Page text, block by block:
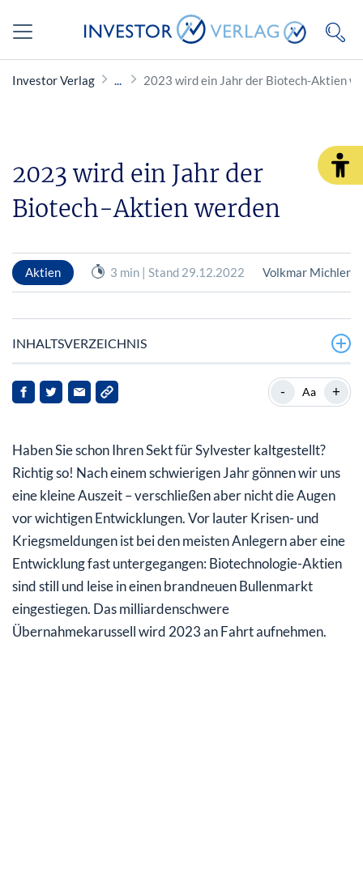
Investor Verlag 2023 wird ein Jahr der Biotech-Aktien
2023 wird ein Jahr der
Biotech-Aktien werden
Aktien 3 min | Stand 29.12.2022 Volkmar Michler
INHALTSVERZEICHNIS
Pharmafirmen gehen auf Einkaufstour
Pharmabranche: 46% der Umsätze gefährdet
Aufkaufen statt selbst entwickeln
Das Lebenselixier der Biotech-Branche
Der 126-Milliarden-Schub hinter dem Biotech-Boom
Das Zulassungstempo wird im nächsten Jahr wieder
anziehen
- Aa +
Haben Sie schon Ihren Sekt für Sylvester kaltgestellt?
Richtig so! Nach einem schwierigen Jahr gönnen wir uns
eine kleine Auszeit – verschließen aber nicht die Augen
vor wichtigen Entwicklungen. Vor lauter Krisen- und
Kriegsmeldungen ist bei den meisten Anlegern aber eine
Entwicklung fast untergegangen: Biotechnologie-Aktien
sind still und leise in einen brandneuen Bullenmarkt
eingestiegen. Das milliardenschwere
Übernahmekarussell wird 2023 an Fahrt aufnehmen.